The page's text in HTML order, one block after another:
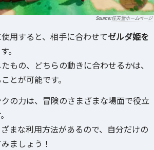
任天堂ホームページ
用すると、相手に合わせてゼルダ姫を
。
もの、どちらの動きに合わせるかは、
とが可能です。
の力は、冒険のさまざまな場面で役立
まな利用方法があるので、自分だけの
ましょう！